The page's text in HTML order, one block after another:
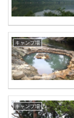
キャンプ場
キャンプ場